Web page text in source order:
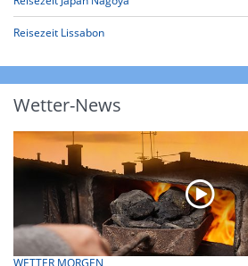
Reisezeit Lissabon
Wetter-News
WETTER MORGEN